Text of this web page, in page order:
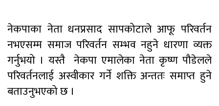
नेकपाका नेता धनप्रसाद सापकोटाले आफू परिवर्तन
नभएसम्म समाज परिवर्तन सम्भव नहुने धारणा व्यक्त
गर्नुभयो । यस्तै नेकपा एमालेका नेता कृष्ण पौडेलले
परिवर्तनलाई अस्वीकार गर्ने शक्ति अन्ततः समाप्त हुने
बताउनुभएको छ ।